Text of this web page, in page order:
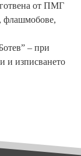
от ПМГ
флашмобове,
– при
и изписването